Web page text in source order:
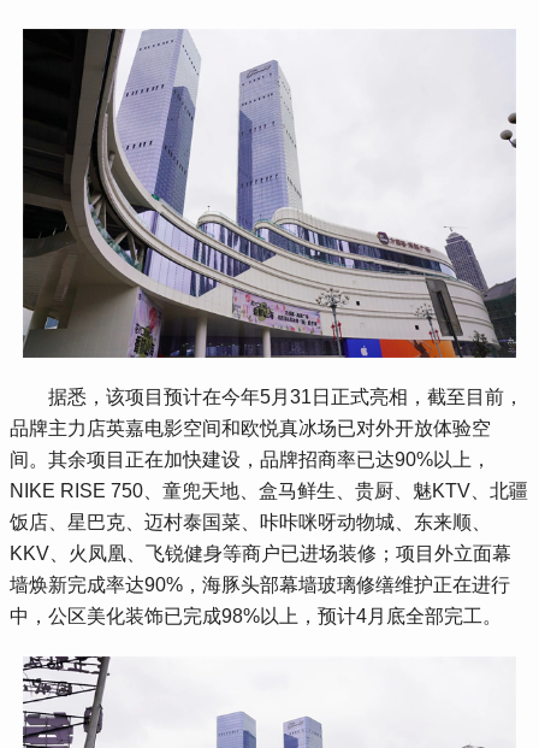
据悉，该项目预计在今年5月31日正式亮相，截至目前，
品牌主力店英嘉电影空间和欧悦真冰场已对外开放体验空
间。其余项目正在加快建设，品牌招商率已达90%以上，
NIKE RISE 750、童兜天地、盒马鲜生、贵厨、魅KTV、北疆
饭店、星巴克、迈村泰国菜、咔咔咪呀动物城、东来顺、
KKV、火凤凰、飞锐健身等商户已进场装修；项目外立面幕
墙焕新完成率达90%，海豚头部幕墙玻璃修缮维护正在进行
中，公区美化装饰已完成98%以上，预计4月底全部完工。